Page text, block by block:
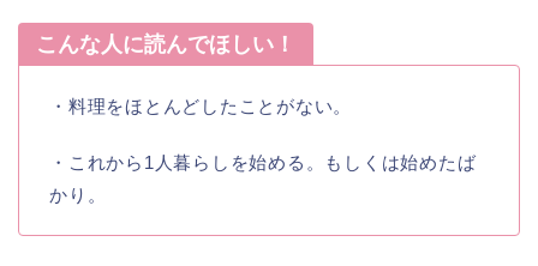
こんな人に読んでほしい！
・料理をほとんどしたことがない。
・これから1人暮らしを始める。もしくは始めたば
かり。